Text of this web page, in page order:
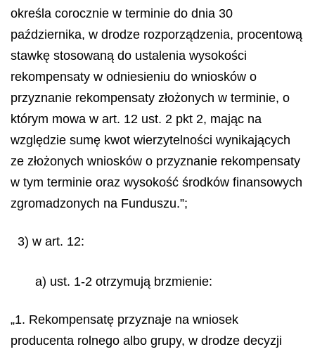
określa corocznie w terminie do dnia 30
października, w drodze rozporządzenia, procentową
stawkę stosowaną do ustalenia wysokości
rekompensaty w odniesieniu do wniosków o
przyznanie rekompensaty złożonych w terminie, o
którym mowa w art. 12 ust. 2 pkt 2, mając na
względzie sumę kwot wierzytelności wynikających
ze złożonych wniosków o przyznanie rekompensaty
w tym terminie oraz wysokość środków finansowych
zgromadzonych na Funduszu.”;
3) w art. 12:
a) ust. 1-2 otrzymują brzmienie:
„1. Rekompensatę przyznaje na wniosek
producenta rolnego albo grupy, w drodze decyzji